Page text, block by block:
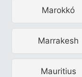
Marokkó
Marrakesh
Mauritius